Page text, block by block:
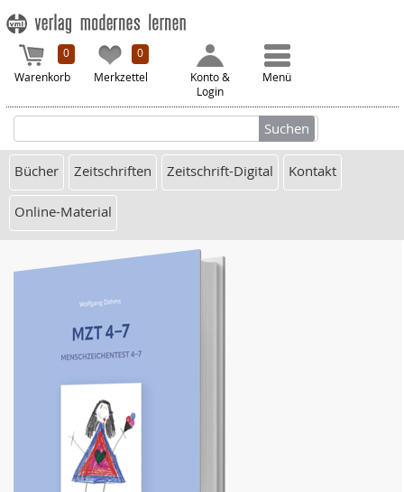
0
Warenkorb
0
Merkzettel
Konto &
Login
Menü
Bücher Zeitschriften Zeitschrift-Digital Kontakt
Online-Material